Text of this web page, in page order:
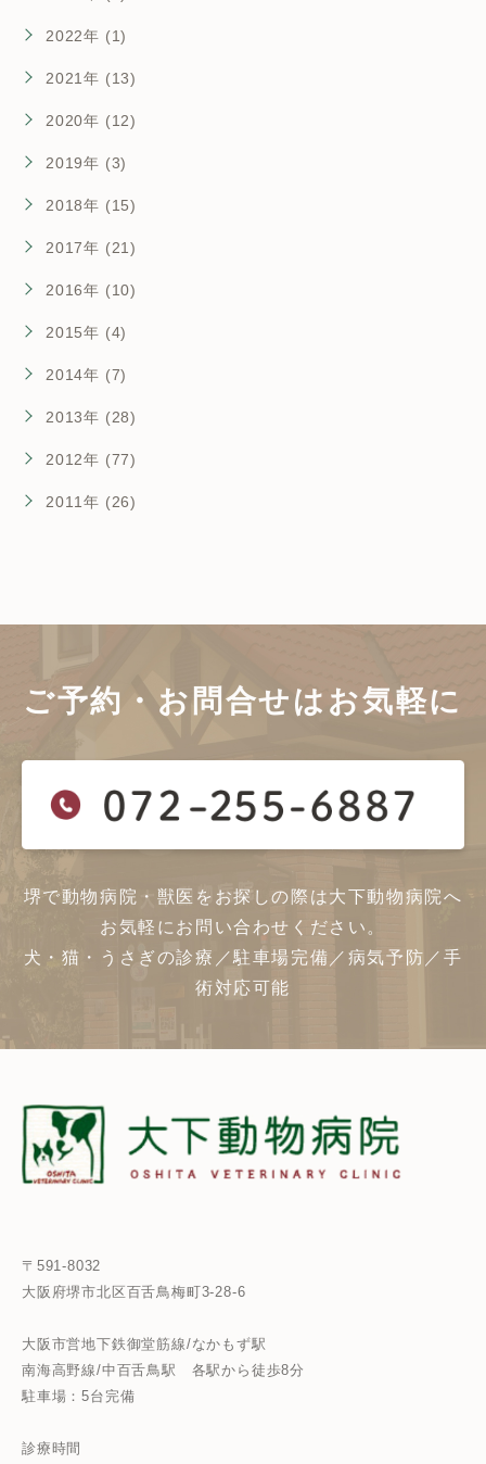
2022年 (1)
2021年 (13)
2020年 (12)
2019年 (3)
2018年 (15)
2017年 (21)
2016年 (10)
2015年 (4)
2014年 (7)
2013年 (28)
2012年 (77)
2011年 (26)
ご予約・お問合せは お気軽に
堺で動物病院・獣医をお探しの際は大下動物病院へ
お気軽にお問い合わせください。
犬・猫・うさぎの診療／駐車場完備／病気予防／手
術対応可能
〒591-8032
大阪府堺市北区百舌鳥梅町3-28-6
大阪市営地下鉄御堂筋線/なかもず駅
南海高野線/中百舌鳥駅 各駅から徒歩8分
駐車場：5台完備
診療時間